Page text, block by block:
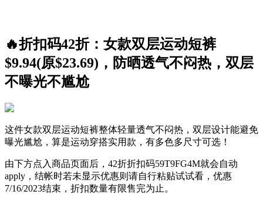
🔥折扣码42折：女款双层运动短裤
$9.94(原$23.69)，防晒透气不闷热，双层
不曝光不尴尬
这件女款双层运动短裤整体轻量透气不闷热，双层设计能避免
曝光尴尬，算是运动穿搭实用款，有多色多尺寸可选！
由下方点入商品页面后，42折折扣码59T9FG4M就会自动
apply，结帐时若未显示优惠则请自行粘贴试试看，优惠
7/16/2023结束，折扣数量有限售完为止。